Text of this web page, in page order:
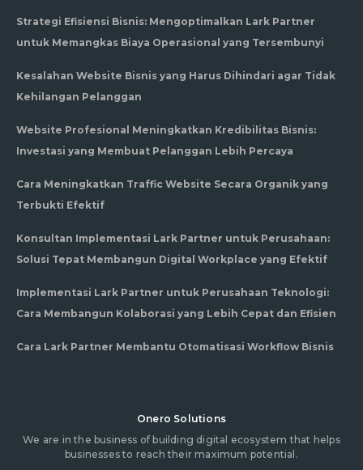
Strategi Efisiensi Bisnis: Mengoptimalkan Lark Partner
untuk Memangkas Biaya Operasional yang Tersembunyi
Kesalahan Website Bisnis yang Harus Dihindari agar Tidak
Kehilangan Pelanggan
Website Profesional Meningkatkan Kredibilitas Bisnis:
Investasi yang Membuat Pelanggan Lebih Percaya
Cara Meningkatkan Traffic Website Secara Organik yang
Terbukti Efektif
Konsultan Implementasi Lark Partner untuk Perusahaan:
Solusi Tepat Membangun Digital Workplace yang Efektif
Implementasi Lark Partner untuk Perusahaan Teknologi:
Cara Membangun Kolaborasi yang Lebih Cepat dan Efisien
Cara Lark Partner Membantu Otomatisasi Workflow Bisnis
Onero Solutions
We are in the business of building digital ecosystem that helps
businesses to reach their maximum potential.